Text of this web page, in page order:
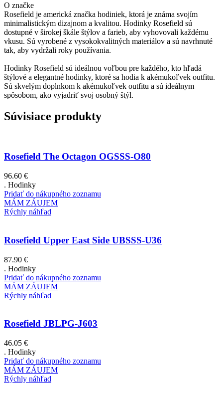
O značke
Rosefield je americká značka hodiniek, ktorá je známa svojím
minimalistickým dizajnom a kvalitou. Hodinky Rosefield sú
dostupné v širokej škále štýlov a farieb, aby vyhovovali každému
vkusu. Sú vyrobené z vysokokvalitných materiálov a sú navrhnuté
tak, aby vydržali roky používania.
Hodinky Rosefield sú ideálnou voľbou pre každého, kto hľadá
štýlové a elegantné hodinky, ktoré sa hodia k akémukoľvek outfitu.
Sú skvelým doplnkom k akémukoľvek outfitu a sú ideálnym
spôsobom, ako vyjadriť svoj osobný štýl.
Súvisiace produkty
Rosefield The Octagon OGSSS-O80
96.60 €
. Hodinky
Pridať do nákupného zoznamu
MÁM ZÁUJEM
Rýchly náhľad
Rosefield Upper East Side UBSSS-U36
87.90 €
. Hodinky
Pridať do nákupného zoznamu
MÁM ZÁUJEM
Rýchly náhľad
Rosefield JBLPG-J603
46.05 €
. Hodinky
Pridať do nákupného zoznamu
MÁM ZÁUJEM
Rýchly náhľad